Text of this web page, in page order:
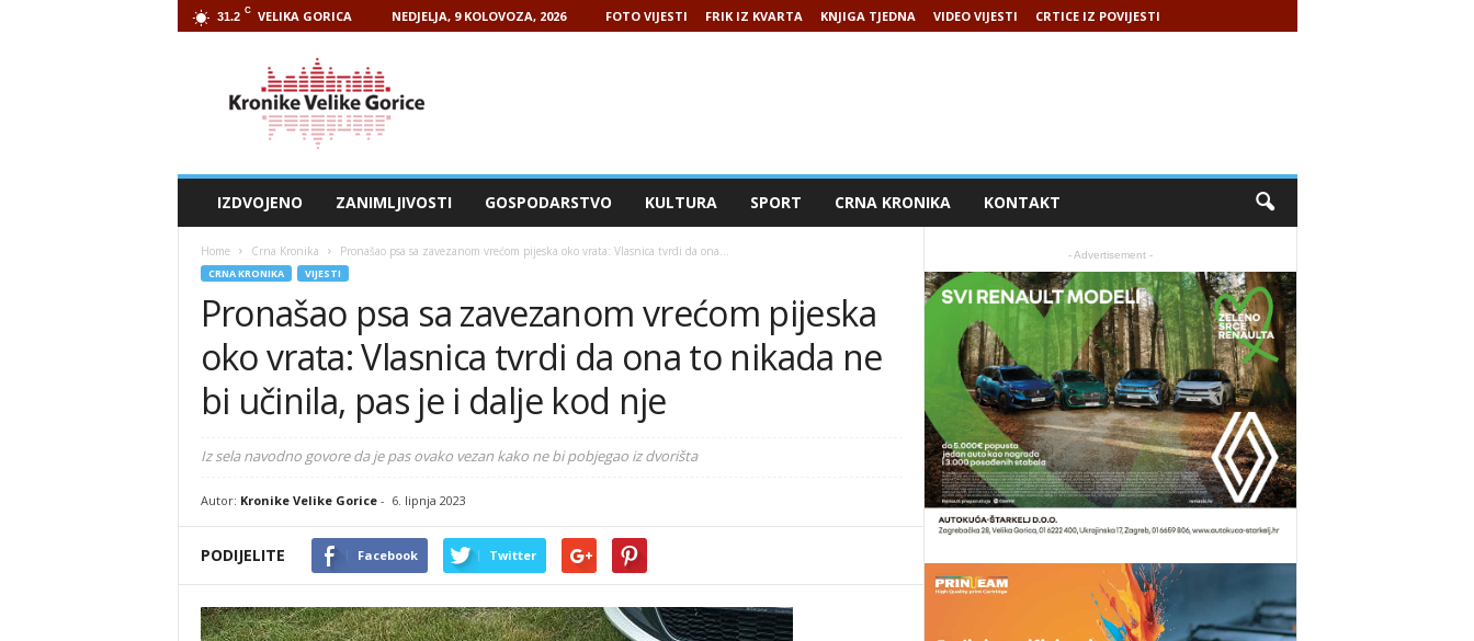
31.2 C VELIKA GORICA NEDJELJA, 9 KOLOVOZA, 2026 FOTO VIJESTI FRIK IZ KVARTA KNJIGA TJEDNA VIDEO VIJESTI CRTICE IZ POVIJESTI
IZDVOJENO ZANIMLJIVOSTI GOSPODARSTVO KULTURA SPORT CRNA KRONIKA KONTAKT
Home Crna Kronika Pronašao psa sa zavezanom vrećom pijeska oko vrata: Vlasnica tvrdi da ona...
CRNA KRONIKA VIJESTI
Pronašao psa sa zavezanom vrećom pijeska
oko vrata: Vlasnica tvrdi da ona to nikada ne
bi učinila, pas je i dalje kod nje
Iz sela navodno govore da je pas ovako vezan kako ne bi pobjegao iz dvorišta
Autor: Kronike Velike Gorice- 6. lipnja 2023
PODIJELITE Facebook Twitter
- Advertisement -